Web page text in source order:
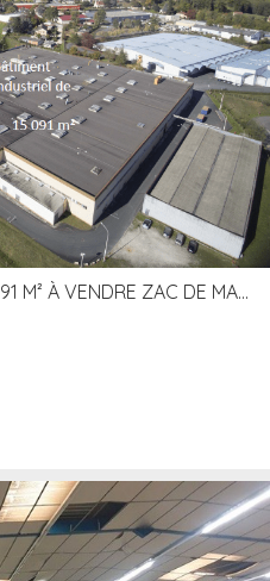
BÂTIMENT INDUSTRIEL DE 15091 M² À VENDRE ZAC DE MADRAZÈS À SARLAT (24)